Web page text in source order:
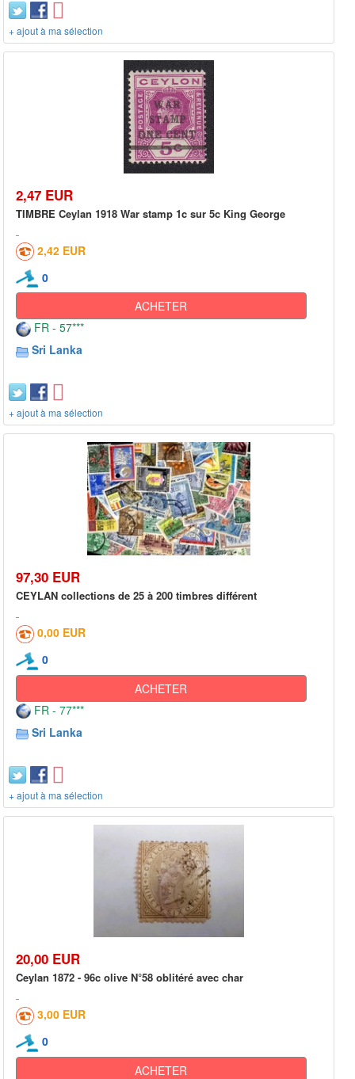
+ ajout à ma sélection
2,47 EUR
TIMBRE Ceylan 1918 War stamp 1c sur 5c King George
2,42 EUR
0
ACHETER
FR - 57***
Sri Lanka
+ ajout à ma sélection
97,30 EUR
CEYLAN collections de 25 à 200 timbres différent
0,00 EUR
0
ACHETER
FR - 77***
Sri Lanka
+ ajout à ma sélection
20,00 EUR
Ceylan 1872 - 96c olive N°58 oblitéré avec char
3,00 EUR
0
ACHETER